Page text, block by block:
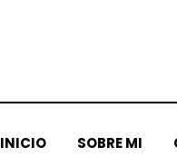
INICIO SOBRE MI